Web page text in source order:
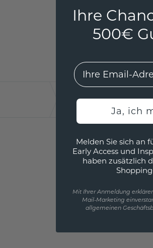
Ihre
500€
EMail
Ja, ich
Melden Sie sich an
Early Access und
haben zusätzlich
Mit Ihrer Anmeldung
Mail-Marketing
allgemeinen